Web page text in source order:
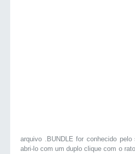
arquivo .BUNDLE for conhecido
abri-lo com um duplo clique com o